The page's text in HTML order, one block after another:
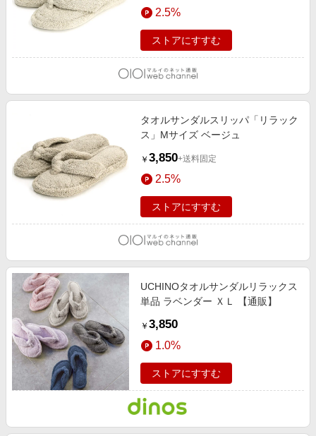
2.5%
ストアにすすむ
タオルサンダルスリッパ「リラック
ス」Mサイズ ベージュ
￥ 3,850+送料固定
2.5%
ストアにすすむ
UCHINOタオルサンダルリラックス
単品 ラベンダー ＸＬ 【通販】
￥ 3,850
1.0%
ストアにすすむ